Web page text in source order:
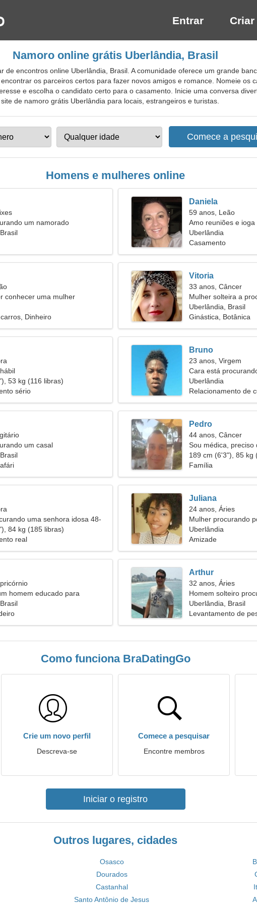
Entrar
Namoro online grátis Uberlândia, Brasil
de encontros online Uberlândia, Brasil. A comunidade oferece um grande
os parceiros certos para fazer novos amigos e romance. Nomeie os
e escolha o candidato certo para o casamento. Inicie uma conversa
de namoro grátis Uberlândia para locais, estrangeiros e turistas.
Homens e mulheres online
um namorado
Daniela
59 anos, Leão
Amo reuniões e ioga
Uberlândia
Casamento
conhecer uma mulher
Dinheiro
Vitoria
33 anos, Câncer
Mulher solteira a
Uberlândia, Brasil
Ginástica, Botânica
53 kg (116 libras)
sério
Bruno
23 anos, Virgem
Cara está
Uberlândia
Relacionamento de
um casal
Pedro
44 anos, Câncer
Sou médica, preciso
189 cm (6'3"), 85 kg
Família
uma senhora idosa 48-
84 kg (185 libras)
real
Juliana
24 anos, Áries
Mulher procurando
Uberlândia
Amizade
homem educado para
Arthur
32 anos, Áries
Homem solteiro
Uberlândia, Brasil
Levantamento de
Como funciona BraDatingGo
Crie um novo perfil
Descreva-se
Comece a pesquisar
Encontre membros
Iniciar o registro
Outros lugares, cidades
Osasco
Dourados
Castanhal
Santo Antônio de Jesus